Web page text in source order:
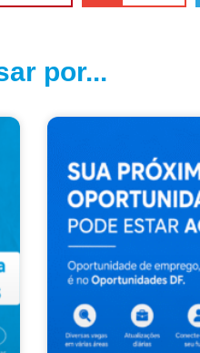
por...